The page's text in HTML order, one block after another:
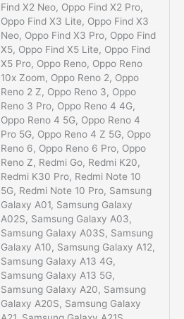
Find X2 Neo, Oppo Find X2 Pro,
Oppo Find X3 Lite, Oppo Find X3
Neo, Oppo Find X3 Pro, Oppo Find
X5, Oppo Find X5 Lite, Oppo Find
X5 Pro, Oppo Reno, Oppo Reno
10x Zoom, Oppo Reno 2, Oppo
Reno 2 Z, Oppo Reno 3, Oppo
Reno 3 Pro, Oppo Reno 4 4G,
Oppo Reno 4 5G, Oppo Reno 4
Pro 5G, Oppo Reno 4 Z 5G, Oppo
Reno 6, Oppo Reno 6 Pro, Oppo
Reno Z, Redmi Go, Redmi K20,
Redmi K30 Pro, Redmi Note 10
5G, Redmi Note 10 Pro, Samsung
Galaxy A01, Samsung Galaxy
A02S, Samsung Galaxy A03,
Samsung Galaxy A03S, Samsung
Galaxy A10, Samsung Galaxy A12,
Samsung Galaxy A13 4G,
Samsung Galaxy A13 5G,
Samsung Galaxy A20, Samsung
Galaxy A20S, Samsung Galaxy